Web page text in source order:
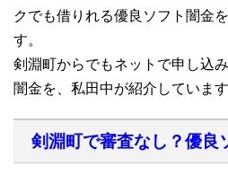
クでも借りれる優良ソフト闇金
す。
剣淵町からでもネットで申し込
闇金を、私田中が紹介しています
剣淵町で審査なし？優良